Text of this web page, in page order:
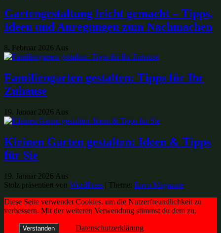
Gartengestaltung leicht gemacht – Tipps,
Ideen und Anregungen zum Nachmachen
8. Februar 2026 Aus
Familiengarten gestalten: Tipps für Ihr
Zuhause
19. Januar 2026 Aus
Kleinen Garten gestalten: Ideen & Tipps
für Sie
19. Januar 2026 Aus
Stolz präsentiert von WordPress | Theme: Envo Magazine
Diese Seite verwendet Cookies, um die Nutzerfreundlichkeit zu
verbessern. Mit der weiteren Verwendung stimmst du dem zu.
Verstanden Datenschutzerklärung